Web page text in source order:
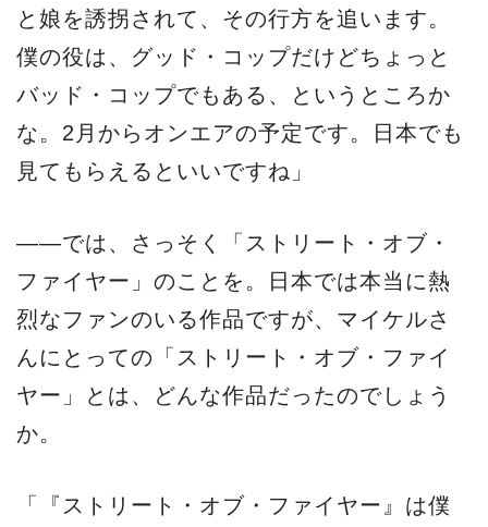
と娘を誘拐されて、その行方を追います。
僕の役は、グッド・コップだけどちょっと
バッド・コップでもある、というところか
な。2月からオンエアの予定です。日本でも
見てもらえるといいですね」
――では、さっそく「ストリート・オブ・
ファイヤー」のことを。日本では本当に熱
烈なファンのいる作品ですが、マイケルさ
んにとっての「ストリート・オブ・ファイ
ヤー」とは、どんな作品だったのでしょう
か。
「『ストリート・オブ・ファイヤー』は僕